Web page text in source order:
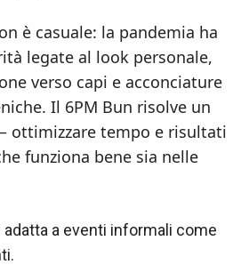
è casuale: la pandemia ha
legate al look personale,
verso capi e acconciature
Il 6PM Bun risolve un
ottimizzare tempo e risultati
funziona bene sia nelle
adatta a eventi informali come